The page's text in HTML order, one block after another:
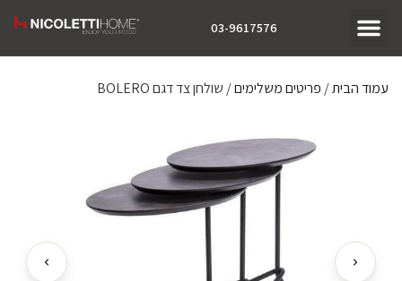
03-9617576
עמוד הבית/ פריטים משלימים/ שולחן צד דגם BOLERO